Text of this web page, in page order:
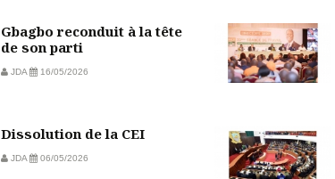
Gbagbo reconduit à la tête
de son parti
JDA 16/05/2026
Dissolution de la CEI
JDA 06/05/2026